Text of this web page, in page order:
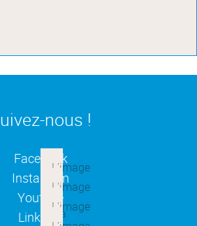
nous !
Facebook(ouverture dans une
Instagram(ouverture dans une
Youtube(ouverture dans une
Linkedin
(ouverture dans une